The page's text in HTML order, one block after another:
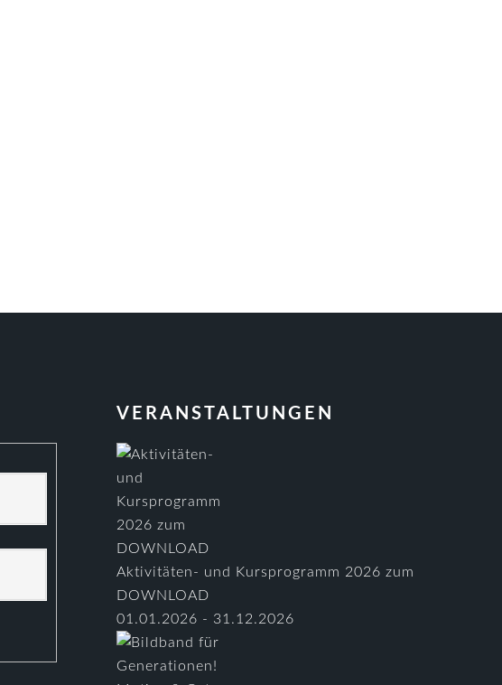
VERANSTALTUNGEN
Aktivitäten- und Kursprogramm 2026 zum
DOWNLOAD
01.01.2026 - 31.12.2026